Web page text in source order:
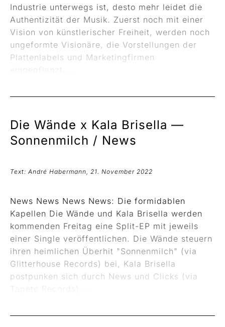
Industrie unterwegs ist, desto mehr leidet die
Authentizität der Musik. Zuerst noch mit einer
Vision von künstlerischer Freiheit, werden noch
ungeformte Visionäre, die Vorstellungen der
Plattenlabels und Marketingfirmen
Die Wände x Kala Brisella —
Sonnenmilch / News
Text: André Habermann, 21. November 2022
News News News News: Die formidablen
Kapellen Die Wände und Kala Brisella werden
kommenden Freitag eine Split-EP mit jeweils
einer Single veröffentlichen. Die Wände steuern
ihren heimlichen Überhit "Sonnenmilch" (via
Glitterhouse Records) bei, Kala Brisella
postpunken sich durch News und Clicks (via